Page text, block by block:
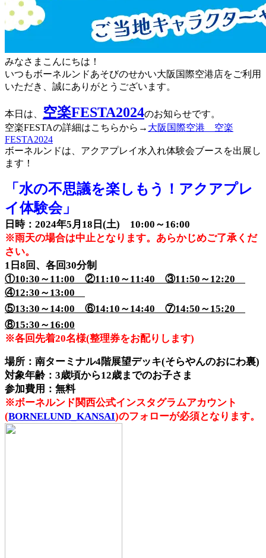
みなさまこんにちは！
いつもボーネルンドあそびのせかい大阪国際空港店をご利用
いただき、誠にありがとうございます。
本日は、 空楽FESTA2024のお知らせです。
空楽FESTAの詳細はこちらから→ 大阪国際空港 空楽
FESTA2024
ボーネルンドは、アクアプレイ水入れ体験会ブースを出展し
ます！
「水の不思議を楽しもう！アクアプレ
イ体験会」
日時：2024年5月18日(土) 10:00～16:00
※雨天の場合は中止となります。あらかじめご了承くだ
さい。
1日8回、各回30分制
①10:30～11:00 ②11:10～11:40 ③11:50～12:20
④12:30～13:00
⑤13:30～14:00 ⑥14:10～14:40 ⑦14:50～15:20
⑧15:30～16:00
※各回先着20名様(整理券をお配りします)
場所：南ターミナル4階展望デッキ(そらやんのおにわ裏)
対象年齢：3歳頃から12歳までのお子さま
参加費用：無料
※ボーネルンド関西公式インスタグラムアカウント
(BORNELUND_KANSAI)のフォローが必須となります。